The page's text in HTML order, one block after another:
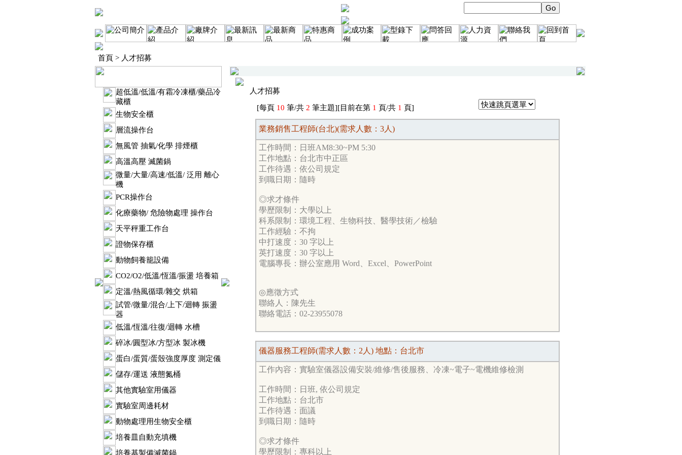
首頁 > 人才招募
超低溫/低溫/有霜冷凍櫃/藥品冷
藏櫃
生物安全櫃
層流操作台
無風管 抽氣/化學 排煙櫃
高溫高壓 滅菌鍋
微量/大量/高速/低溫/ 泛用 離心
機
PCR操作台
化療藥物/ 危險物處理 操作台
天平秤重工作台
證物保存櫃
動物飼養籠設備
CO2/O2/低溫/恆溫/振盪 培養箱
定溫/熱風循環/雜交 烘箱
試管/微量/混合/上下/迴轉 振盪
器
低溫/恆溫/往復/迴轉 水槽
碎冰/圓型冰/方型冰 製冰機
蛋白/蛋質/蛋殼強度厚度 測定儀
儲存/運送 液態氮桶
其他實驗室用儀器
實驗室周邊耗材
動物處理用生物安全櫃
培養皿自動充填機
培養基製備滅菌鍋
人才招募
[每頁 10 筆/共 2 筆主題][目前在第 1 頁/共 1 頁]
業務銷售工程師(台北)(需求人數：3人)
工作時間：日班AM8:30~PM 5:30
工作地點：台北市中正區
工作待遇：依公司規定
到職日期：隨時
◎求才條件
學歷限制：大學以上
科系限制：環境工程、生物科技、醫學技術／檢驗
工作經驗：不拘
中打速度：30 字以上
英打速度：30 字以上
電腦專長：辦公室應用 Word、Excel、PowerPoint
◎應徵方式
聯絡人：陳先生
聯絡電話：02-23955078
儀器服務工程師(需求人數：2人) 地點：台北市
工作內容：實驗室儀器設備安裝/維修/售後服務、冷凍~電子~電機維修檢測
工作時間：日班, 依公司規定
工作地點：台北市
工作待遇：面議
到職日期：隨時
◎求才條件
學歷限制：專科以上